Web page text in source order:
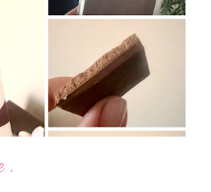
e Apresentação ILOSONE
sob a forma líquida em
E ADULTO. Composição
20 mg Excipientes q.s....
.